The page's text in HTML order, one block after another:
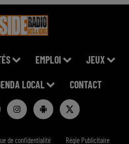
EMPLOI JEUX
LOCAL CONTACT
de confidentialité Régie Publicitaire